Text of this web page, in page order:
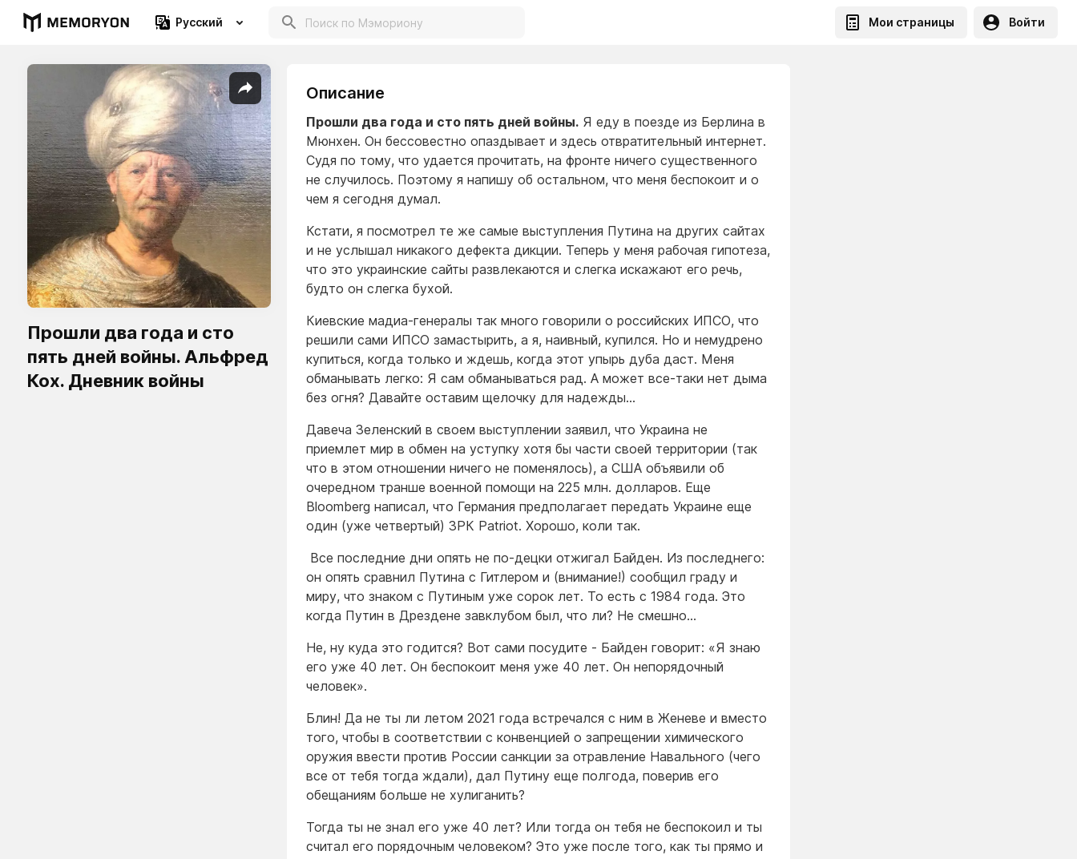
Русский Мои страницы Войти
Прошли два года и сто
пять дней войны. Альфред
Кох. Дневник войны
Описание
Прошли два года и сто пять дней войны. Я еду в поезде из Берлина в
Мюнхен. Он бессовестно опаздывает и здесь отвратительный интернет.
Судя по тому, что удается прочитать, на фронте ничего существенного
не случилось. Поэтому я напишу об остальном, что меня беспокоит и о
чем я сегодня думал.
Кстати, я посмотрел те же самые выступления Путина на других сайтах
и не услышал никакого дефекта дикции. Теперь у меня рабочая гипотеза,
что это украинские сайты развлекаются и слегка искажают его речь,
будто он слегка бухой.
Киевские мадиа-генералы так много говорили о российских ИПСО, что
решили сами ИПСО замастырить, а я, наивный, купился. Но и немудрено
купиться, когда только и ждешь, когда этот упырь дуба даст. Меня
обманывать легко: Я сам обманываться рад. А может все-таки нет дыма
без огня? Давайте оставим щелочку для надежды…
Давеча Зеленский в своем выступлении заявил, что Украина не
приемлет мир в обмен на уступку хотя бы части своей территории (так
что в этом отношении ничего не поменялось), а США объявили об
очередном транше военной помощи на 225 млн. долларов. Еще
Bloomberg написал, что Германия предполагает передать Украине еще
один (уже четвертый) ЗРК Patriot. Хорошо, коли так.
Все последние дни опять не по-децки отжигал Байден. Из последнего:
он опять сравнил Путина с Гитлером и (внимание!) сообщил граду и
миру, что знаком с Путиным уже сорок лет. То есть с 1984 года. Это
когда Путин в Дрездене завклубом был, что ли? Не смешно…
Не, ну куда это годится? Вот сами посудите - Байден говорит: «Я знаю
его уже 40 лет. Он беспокоит меня уже 40 лет. Он непорядочный
человек».
Блин! Да не ты ли летом 2021 года встречался с ним в Женеве и вместо
того, чтобы в соответствии с конвенцией о запрещении химического
оружия ввести против России санкции за отравление Навального (чего
все от тебя тогда ждали), дал Путину еще полгода, поверив его
обещаниям больше не хулиганить?
Тогда ты не знал его уже 40 лет? Или тогда он тебя не беспокоил и ты
считал его порядочным человеком? Это уже после того, как ты прямо и